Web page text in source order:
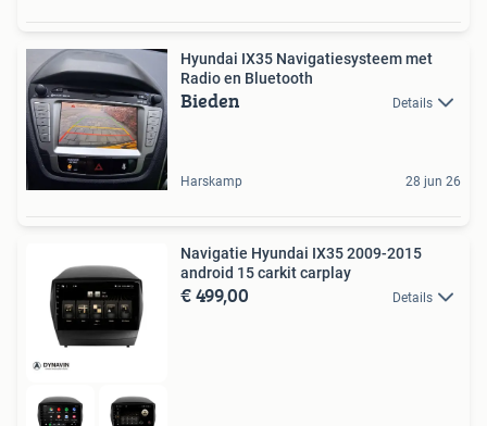
Hyundai IX35 Navigatiesysteem met
Radio en Bluetooth
Bieden Details
Harskamp 28 jun 26
Navigatie Hyundai IX35 2009-2015
android 15 carkit carplay
€ 499,00 Details